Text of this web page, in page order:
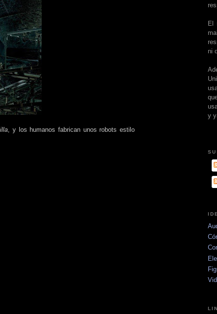
, y los humanos fabrican unos robots estilo
El
ni
y